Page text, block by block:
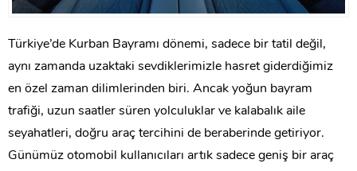
Türkiye’de Kurban Bayramı dönemi, sadece bir tatil değil,
aynı zamanda uzaktaki sevdiklerimizle hasret giderdiğimiz
en özel zaman dilimlerinden biri. Ancak yoğun bayram
trafiği, uzun saatler süren yolculuklar ve kalabalık aile
seyahatleri, doğru araç tercihini de beraberinde getiriyor.
Günümüz otomobil kullanıcıları artık sadece geniş bir araç